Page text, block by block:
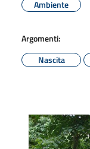
Ambiente
Argomenti:
Nascita